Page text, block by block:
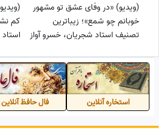
(ویدیو) «در وفای عشق تو مشهور
خوبانم چو شمع»؛ زیباترین
تصنیف استاد شجریان، خسرو آواز
از گوش دادن به این صدا خسته
نمیشه😍
کم
استخاره آنلاین فال حافظ آنلاین